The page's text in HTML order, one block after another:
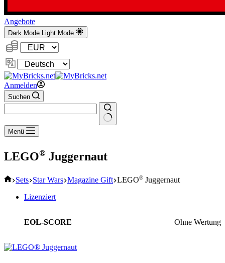
Angebote
Dark Mode Light Mode
Währung:
Sprache
ändern
Anmelden
Suchen
Keine
Ergebnisse
Menü
LEGO® Juggernaut
Start
Sets Star Wars Magazine Gift LEGO® Juggernaut
Lizenziert
EOL-SCORE Ohne Wertung